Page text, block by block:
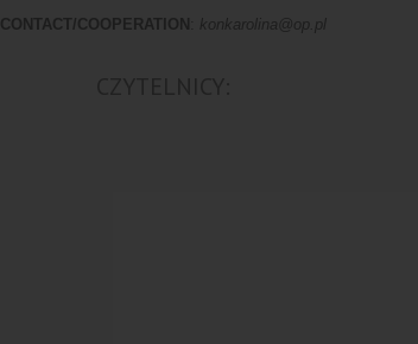
CONTACT/COOPERATION konkarolina@op.pl